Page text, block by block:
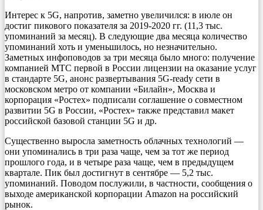
Интерес к 5G, напротив, заметно увеличился: в июле он
достиг пикового показателя за 2019-2020 гг. (11,3 тыс.
упоминаний за месяц). В следующие два месяца количество
упоминаний хоть и уменьшилось, но незначительно.
Заметных инфоповодов за три месяца было много: получение
компанией МТС первой в России лицензии на оказание услуг
в стандарте 5G, анонс развертывания 5G-ready сети в
московском метро от компании «Билайн», Москва и
корпорация «Ростех» подписали соглашение о совместном
развитии 5G в России, «Ростех» также представил макет
российской базовой станции 5G и др.
Существенно выросла заметность облачных технологий —
они упоминались в три раза чаще, чем за тот же период
прошлого года, и в четыре раза чаще, чем в предыдущем
квартале. Пик был достигнут в сентябре — 5,2 тыс.
упоминаний. Поводом послужили, в частности, сообщения о
выходе американской корпорации Amazon на российский
рынок.